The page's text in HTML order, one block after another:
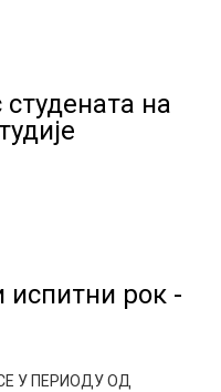
на
испитни рок -
У ПЕРИОДУ ОД